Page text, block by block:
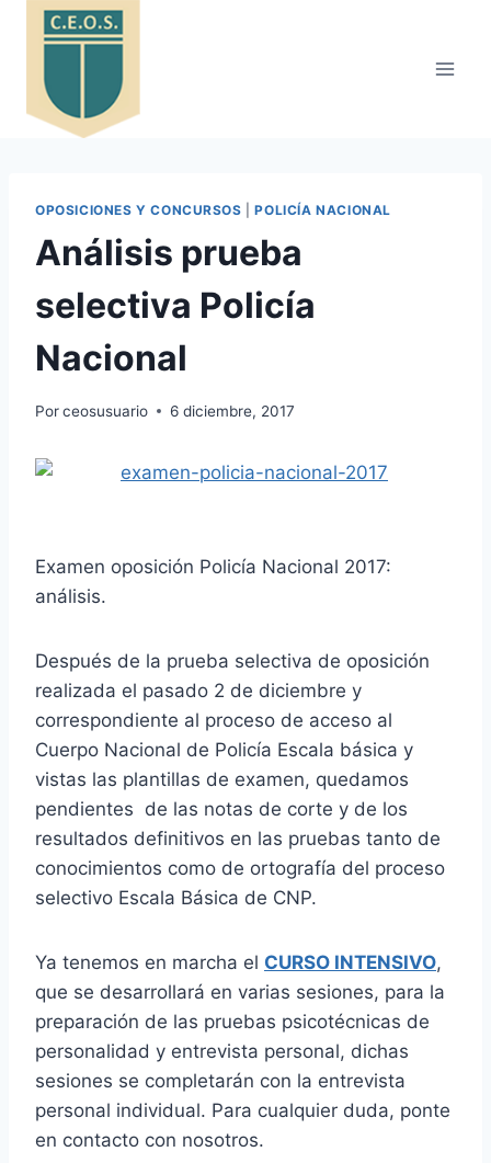
Saltar
OPOSICIONES Y CONCURSOS |POLICÍA NACIONAL
Análisis prueba
selectiva Policía
Nacional
Porceosusuario 6 diciembre, 2017
Examen oposición Policía Nacional 2017:
análisis.
Después de la prueba selectiva de oposición
realizada el pasado 2 de diciembre y
correspondiente al proceso de acceso al
Cuerpo Nacional de Policía Escala básica y
vistas las plantillas de examen, quedamos
pendientes de las notas de corte y de los
resultados definitivos en las pruebas tanto de
conocimientos como de ortografía del proceso
selectivo Escala Básica de CNP.
Ya tenemos en marcha el CURSO INTENSIVO,
que se desarrollará en varias sesiones, para la
preparación de las pruebas psicotécnicas de
personalidad y entrevista personal, dichas
sesiones se completarán con la entrevista
personal individual. Para cualquier duda, ponte
en contacto con nosotros.